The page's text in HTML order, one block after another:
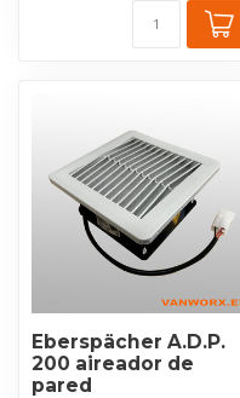
Eberspächer A.D.P.
200 aireador de
pared